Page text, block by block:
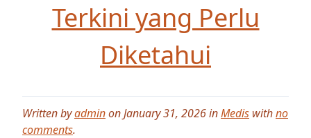
Terkini yang Perlu
Diketahui
Written byadminon January 31, 2026 inMedis withno
comments.